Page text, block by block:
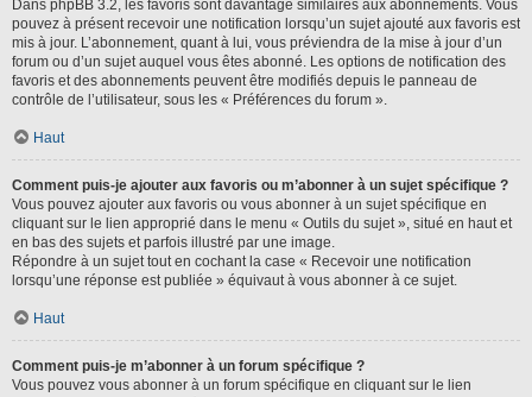
Dans phpBB 3.2, les favoris sont davantage similaires aux abonnements. Vous
pouvez à présent recevoir une notification lorsqu’un sujet ajouté aux favoris est
mis à jour. L’abonnement, quant à lui, vous préviendra de la mise à jour d’un
forum ou d’un sujet auquel vous êtes abonné. Les options de notification des
favoris et des abonnements peuvent être modifiés depuis le panneau de
contrôle de l’utilisateur, sous les « Préférences du forum ».
Haut
Comment puis-je ajouter aux favoris ou m’abonner à un sujet spécifique ?
Vous pouvez ajouter aux favoris ou vous abonner à un sujet spécifique en
cliquant sur le lien approprié dans le menu « Outils du sujet », situé en haut et
en bas des sujets et parfois illustré par une image.
Répondre à un sujet tout en cochant la case « Recevoir une notification
lorsqu’une réponse est publiée » équivaut à vous abonner à ce sujet.
Haut
Comment puis-je m’abonner à un forum spécifique ?
Vous pouvez vous abonner à un forum spécifique en cliquant sur le lien